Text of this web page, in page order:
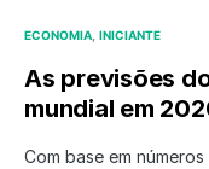
ECONOMIA INICIANTE
As previsões
mundial em
Com base em